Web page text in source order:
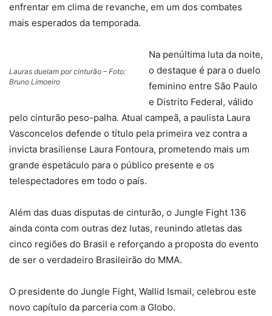
enfrentar em clima de revanche, em um dos combates
mais esperados da temporada.
Lauras duelam por cinturão – Foto:
Bruno Limoeiro
Na penúltima luta da noite,
o destaque é para o duelo
feminino entre São Paulo
e Distrito Federal, válido
pelo cinturão peso-palha. Atual campeã, a paulista Laura
Vasconcelos defende o título pela primeira vez contra a
invicta brasiliense Laura Fontoura, prometendo mais um
grande espetáculo para o público presente e os
telespectadores em todo o país.
Além das duas disputas de cinturão, o Jungle Fight 136
ainda conta com outras dez lutas, reunindo atletas das
cinco regiões do Brasil e reforçando a proposta do evento
de ser o verdadeiro Brasileirão do MMA.
O presidente do Jungle Fight, Wallid Ismail, celebrou este
novo capítulo da parceria com a Globo.